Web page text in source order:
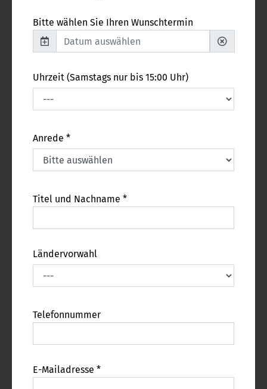
Bitte wählen Sie Ihren Wunschtermin
Uhrzeit (Samstags nur bis 15:00 Uhr)
Anrede *
Titel und Nachname *
Ländervorwahl
Telefonnummer
E-Mailadresse *